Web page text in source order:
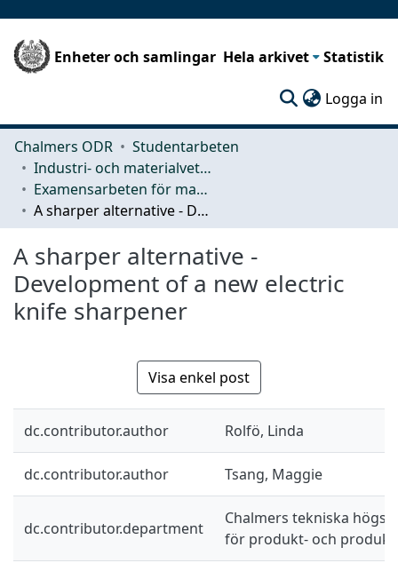
Enheter och samlingar Hela arkivet Statistik
Logga in
Chalmers ODR
Studentarbeten
Industri- och materialvetenskap (IMS)
Examensarbeten för masterexamen
A sharper alternative - Development of a new electric knife sharpener
A sharper alternative -
Development of a new electric
knife sharpener
Visa enkel post
dc.contributor.author Rolfö, Linda
dc.contributor.author Tsang, Maggie
dc.contributor.department
Chalmers tekniska
för produkt- och